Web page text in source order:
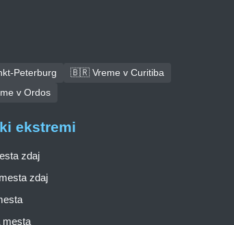
Peterburg
🇧🇷 Vreme v Curitiba
v Ordos
ekstremi
zdaj
zdaj
mesta